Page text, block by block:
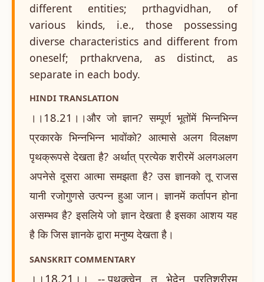
different entities; prthagvidhan, of
various kinds, i.e., those possessing
diverse characteristics and different from
oneself; prthakrvena, as distinct, as
separate in each body.
HINDI TRANSLATION
।।18.21।।और जो ज्ञान? सम्पूर्ण भूतोंमें भिन्नभिन्न
प्रकारके भिन्नभिन्न भावोंको? आत्मासे अलग विलक्षण
पृथक्रूपसे देखता है? अर्थात् प्रत्येक शरीरमें अलगअलग
अपनेसे दूसरा आत्मा समझता है? उस ज्ञानको तू राजस
यानी रजोगुणसे उत्पन्न हुआ जान। ज्ञानमें कर्तापन होना
असम्भव है? इसलिये जो ज्ञान देखता है इसका आशय यह
है कि जिस ज्ञानके द्वारा मनुष्य देखता है।
SANSKRIT COMMENTARY
।।18.21।। --,पृथक्त्वेन तु भेदेन प्रतिशरीरम्